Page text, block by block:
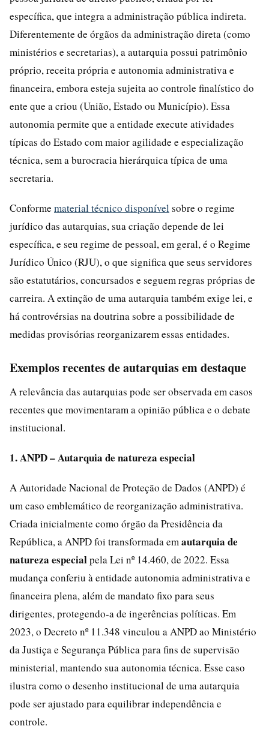
específica, que integra a administração pública indireta.
Diferentemente de órgãos da administração direta (como
ministérios e secretarias), a autarquia possui patrimônio
próprio, receita própria e autonomia administrativa e
financeira, embora esteja sujeita ao controle finalístico do
ente que a criou (União, Estado ou Município). Essa
autonomia permite que a entidade execute atividades
típicas do Estado com maior agilidade e especialização
técnica, sem a burocracia hierárquica típica de uma
secretaria.
Conforme material técnico disponível sobre o regime
jurídico das autarquias, sua criação depende de lei
específica, e seu regime de pessoal, em geral, é o Regime
Jurídico Único (RJU), o que significa que seus servidores
são estatutários, concursados e seguem regras próprias de
carreira. A extinção de uma autarquia também exige lei, e
há controvérsias na doutrina sobre a possibilidade de
medidas provisórias reorganizarem essas entidades.
Exemplos recentes de autarquias em destaque
A relevância das autarquias pode ser observada em casos
recentes que movimentaram a opinião pública e o debate
institucional.
1. ANPD – Autarquia de natureza especial
A Autoridade Nacional de Proteção de Dados (ANPD) é
um caso emblemático de reorganização administrativa.
Criada inicialmente como órgão da Presidência da
República, a ANPD foi transformada em autarquia de
natureza especialpela Lei nº 14.460, de 2022. Essa
mudança conferiu à entidade autonomia administrativa e
financeira plena, além de mandato fixo para seus
dirigentes, protegendo-a de ingerências políticas. Em
2023, o Decreto nº 11.348 vinculou a ANPD ao Ministério
da Justiça e Segurança Pública para fins de supervisão
ministerial, mantendo sua autonomia técnica. Esse caso
ilustra como o desenho institucional de uma autarquia
pode ser ajustado para equilibrar independência e
controle.